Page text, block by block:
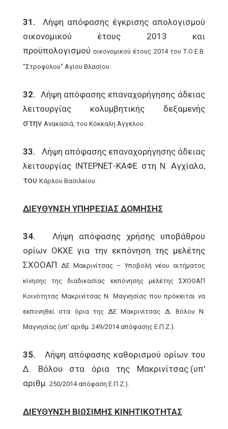
31. Λήψη απόφασης έγκρισης απολογισμού
οικονομικού έτους 2013 και
προϋπολογισμούοικονομικού έτους 2014 του Τ.Ο.Ε.Β.
"Στροφύλου" Αγίου Βλασίου.
32. Λήψη απόφασης επαναχορήγησης άδειας
λειτουργίας κολυμβητικής δεξαμενής
στην Ανακασιά, του Κόκκαλη Άγγελου.
33. Λήψη απόφασης επαναχορήγησης άδειας
λειτουργίας ΙΝΤΕΡΝΕΤ-ΚΑΦΕ στη Ν. Αγχίαλο,
του Κάρλου Βασιλείου.
ΔΙΕΥΘΥΝΣΗ ΥΠΗΡΕΣΙΑΣ ΔΟΜΗΣΗΣ
34. Λήψη απόφασης χρήσης υποβάθρου
ορίων ΟΚΧΕ για την εκπόνηση της μελέτης
ΣΧΟΟΑΠ ΔΕ Μακρινίτσας – Υποβολή νέου αιτήματος
κίνησης της διαδικασίας εκπόνησης μελέτης ΣΧΟΟΑΠ
Κοινότητας Μακρινίτσας Ν. Μαγνησίας που πρόκειται να
εκπονηθεί στα όρια της ΔΕ Μακρινίτσας Δ. Βόλου Ν.
Μαγνησίας.(υπ' αριθμ. 249/2014 απόφασης Ε.Π.Ζ.).
35.
Λήψη απόφασης καθορισμού ορίων του
Δ. Βόλου στα όρια της Μακρινίτσας.(υπ'
αριθμ. 250/2014 απόφαση Ε.Π.Ζ.).
ΔΙΕΥΘΥΝΣΗ ΒΙΩΣΙΜΗΣ ΚΙΝΗΤΙΚΟΤΗΤΑΣ